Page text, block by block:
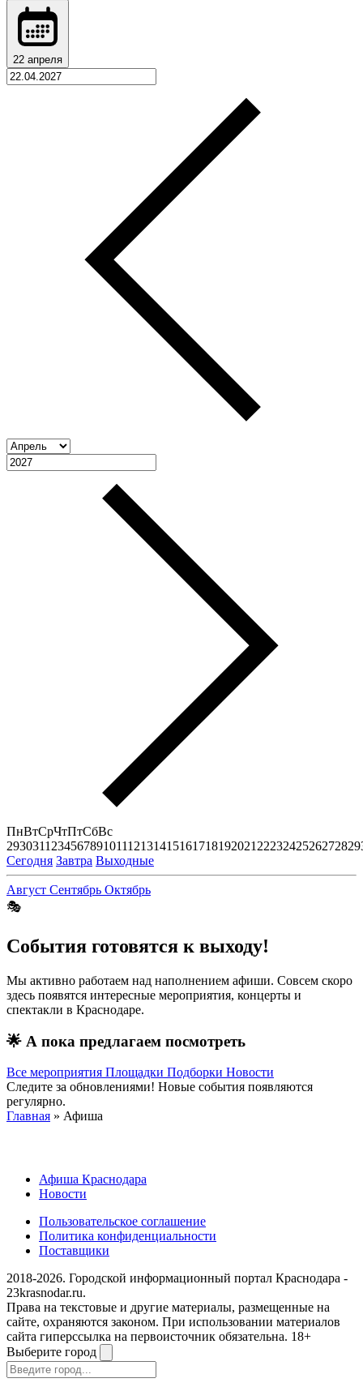
22 апреля
ПнВтСрЧтПтСбВс
2930311 23456789101112131415161718192021 2223242526272829
Сегодня Завтра Выходные
Август Сентябрь Октябрь
🎭
События готовятся к выходу!
Мы активно работаем над наполнением афиши. Совсем скоро
здесь появятся интересные мероприятия, концерты и
спектакли в Краснодаре.
🌟 А пока предлагаем посмотреть
Все мероприятия Площадки Подборки Новости
Следите за обновлениями! Новые события появляются
регулярно.
Главная » Афиша
Афиша Краснодара
Новости
Пользовательское соглашение
Политика конфиденциальности
Поставщики
2018-2026. Городской информационный портал Краснодара -
23krasnodar.ru.
Права на текстовые и другие материалы, размещенные на
сайте, охраняются законом. При использовании материалов
сайта гиперссылка на первоисточник обязательна. 18+
Выберите город